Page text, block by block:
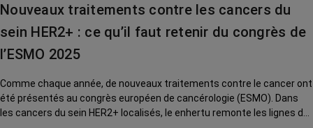
Nouveaux traitements contre les cancers du
sein HER2+ : ce qu’il faut retenir du congrès de
l’ESMO 2025
Comme chaque année, de nouveaux traitements contre le cancer ont
été présentés au congrès européen de cancérologie (ESMO). Dans
les cancers du sein HER2+ localisés, le enhertu remonte les lignes de